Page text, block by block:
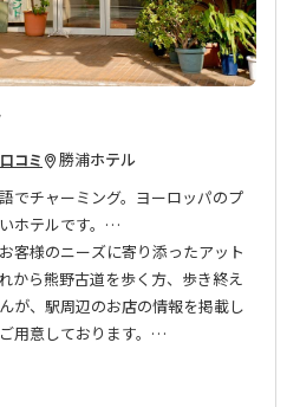
コミ 勝浦ホテル
でチャーミング。ヨーロッパのプ
ホテルです。
から熊野古道を歩く方、歩き終え
客様のニーズに寄り添ったアット
が、駅周辺のお店の情報を掲載し
用意しております。